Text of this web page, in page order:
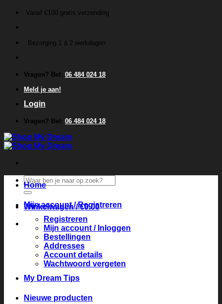
inhoud
Vanaf €100 gratis verzending
Bezorging 1 á 2 werkdagen
Vragen? Bel: 06 484 024 18
Meld je aan!
Login
Vragen? Bel: 06 484 024 18
Zoeken
naar:
Winkelwagen /€0.00
Home
Mijn account / Registreren
Registreren
Mijn account / Inloggen
Bestellingen
Addresses
Account details
Wachtwoord vergeten
My Dream Tips
Nieuwe producten